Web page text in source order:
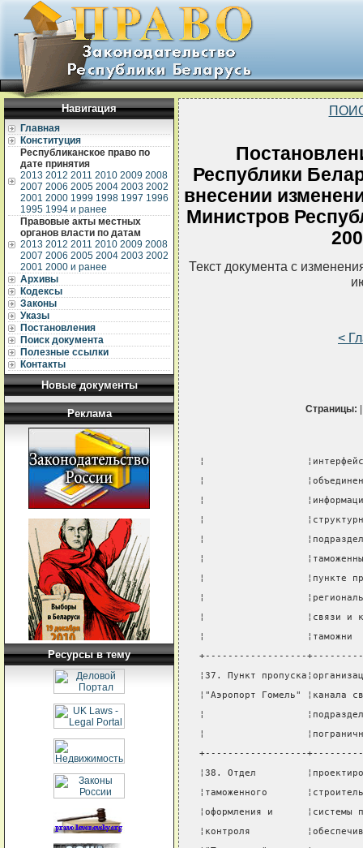
Навигация
Главная
Конституция
Республиканское право по
дате принятия
2013 2012 2011 2010 2009 2008
2007 2006 2005 2004 2003 2002
2001 2000 1999 1998 1997 1996
1995 1994 и ранее
Правовые акты местных
органов власти по датам
2013 2012 2011 2010 2009 2008
2007 2006 2005 2004 2003 2002
2001 2000 и ранее
Архивы
Кодексы
Законы
Указы
Постановления
Поиск документа
Полезные ссылки
Контакты
Новые документы
Реклама
Ресурсы в тему
Республики
внесении
Министров
Текст документа с
<
Страницы:
¦
¦
¦
¦
¦
¦
¦                  ¦пункте
¦
¦                  ¦связи и
¦
+------------------
¦37. Пункт
¦"Аэропорт Гомель"
¦
¦
+------------------
¦38. Отдел
¦таможенного
¦оформления и
¦контроля